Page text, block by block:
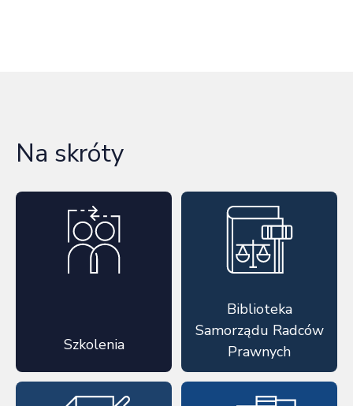
Na skróty
Szkolenia
Biblioteka
Samorządu Radców
Prawnych